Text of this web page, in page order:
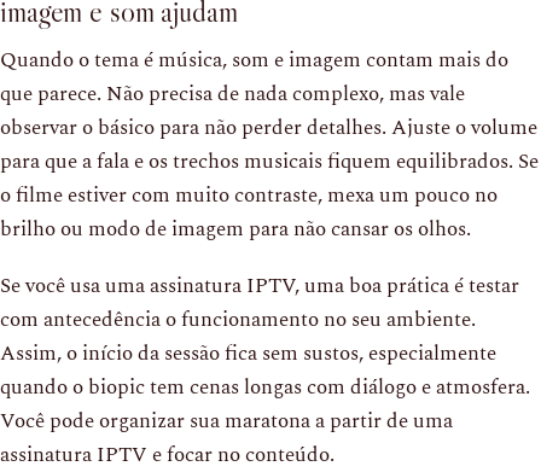
imagem e som ajudam
Quando o tema é música, som e imagem contam mais do
que parece. Não precisa de nada complexo, mas vale
observar o básico para não perder detalhes. Ajuste o volume
para que a fala e os trechos musicais fiquem equilibrados. Se
o filme estiver com muito contraste, mexa um pouco no
brilho ou modo de imagem para não cansar os olhos.
Se você usa uma assinatura IPTV, uma boa prática é testar
com antecedência o funcionamento no seu ambiente.
Assim, o início da sessão fica sem sustos, especialmente
quando o biopic tem cenas longas com diálogo e atmosfera.
Você pode organizar sua maratona a partir de uma
assinatura IPTV e focar no conteúdo.